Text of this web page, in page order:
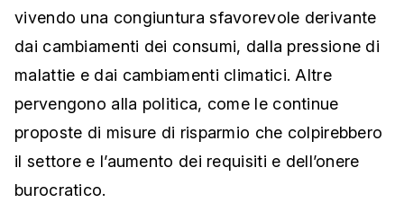
vivendo una congiuntura sfavorevole derivante
dai cambiamenti dei consumi, dalla pressione di
malattie e dai cambiamenti climatici. Altre
pervengono alla politica, come le continue
proposte di misure di risparmio che colpirebbero
il settore e l’aumento dei requisiti e dell’onere
burocratico.